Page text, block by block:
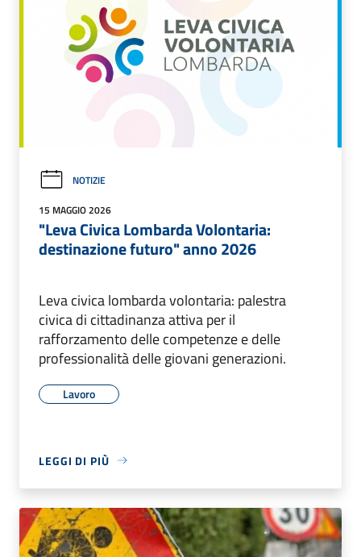
NOTIZIE
15 MAGGIO 2026
"Leva Civica Lombarda Volontaria:
destinazione futuro" anno 2026
Leva civica lombarda volontaria: palestra
civica di cittadinanza attiva per il
rafforzamento delle competenze e delle
professionalità delle giovani generazioni.
Lavoro
LEGGI DI PIÙ